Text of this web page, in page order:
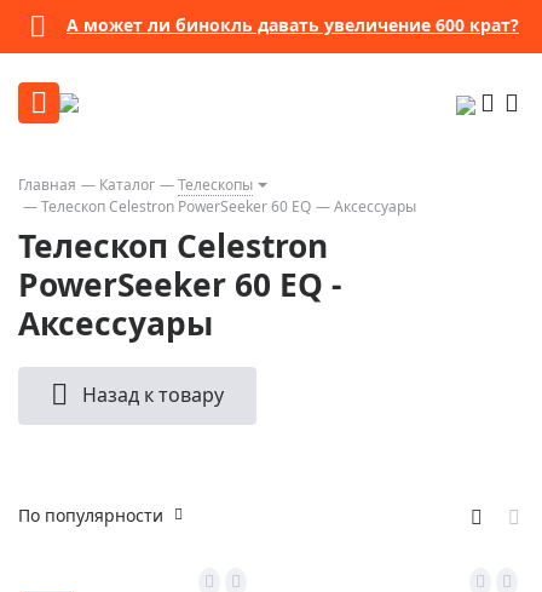
А может ли бинокль давать увеличение 600 крат?
Главная Каталог
Телескопы
Телескоп Celestron PowerSeeker 60 EQ
Аксессуары
Телескоп Celestron
PowerSeeker 60 EQ -
Аксессуары
Назад к товару
По популярности